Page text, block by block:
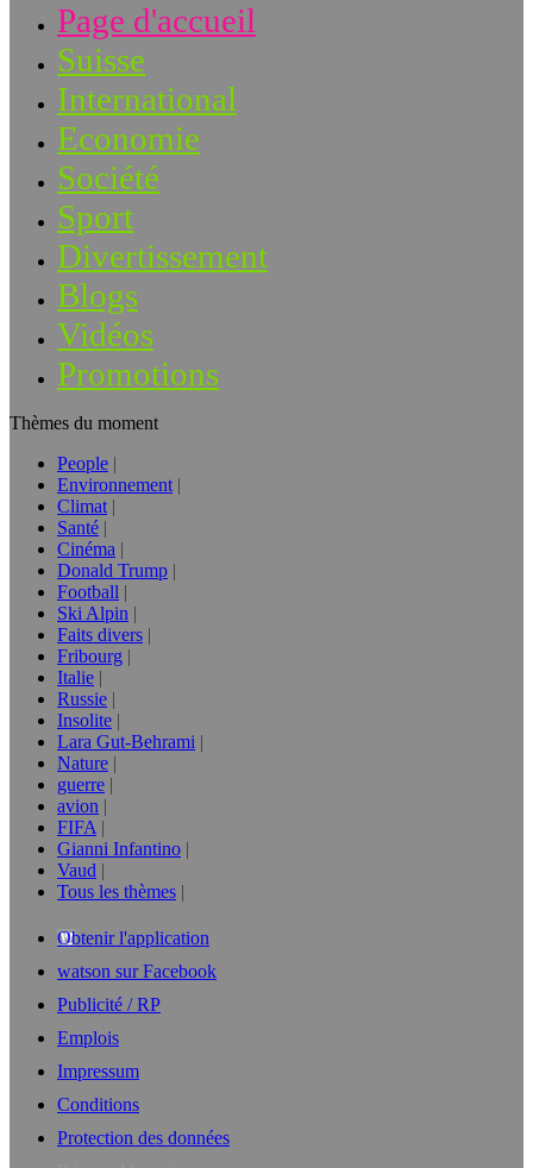
Page d'accueil
Suisse
International
Economie
Société
Sport
Divertissement
Blogs
Vidéos
Promotions
Thèmes du moment
People
Environnement
Climat
Santé
Cinéma
Donald Trump
Football
Ski Alpin
Faits divers
Fribourg
Italie
Russie
Insolite
Lara Gut-Behrami
Nature
guerre
avion
FIFA
Gianni Infantino
Vaud
Tous les thèmes
Obtenir l'application
watson sur Facebook
Publicité / RP
Emplois
Impressum
Conditions
Protection des données